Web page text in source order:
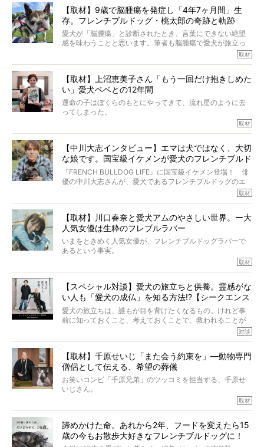
んのインスタグラムを覗くと、たくさんのフレブルアカウ
ントがフォローされていて、わが『FRENCH BULLDOG
LIFE』モデルのnicoやトーラスも、その中の一頭。
そんな中岡さんに、フレブルの魅力を語っていただきまし
た。そのブヒ愛っぷりは、思ってた以上！ ガチ中のガチ
【取材】9歳で脳腫瘍を発症し「4年7ヶ月間」生
存。フレンチブルドッグ・桃太郎の奇跡と軌跡
愛犬が「脳腫瘍」と診断されたとき、言葉にできない絶望
感を味わうことと思います。筆者も脳腫瘍で愛犬が旅立っ
たひとり。だからこそ、どれほど厄介で困難な病気かを理
ところが、フレンチブルドッグの桃太郎は9歳で脳腫瘍を発
症し、なんと4年7ヶ月間も生き抜いたのです。旅立ったと
きの年齢は13歳と11ヶ月、レジェンド級のレジェンドでし
た。さらには、治療後3年間は一度も発作が起きなかったと
いいます。
この事実はフレンチブルドッグだけでなく、脳腫瘍と闘う
太郎のオーナーである佐藤さんご夫婦に、治療の選択やケ
アについて詳しくお話しをうかがいました。
取材
【取材】上沼恵美子さん「もう一回だけ抱きしめた
い」愛犬ベベとの12年間
運命の子はぼくらのもとにやってきて、流れ星のように去
ってしまった。
り添いたいと思う。
その悲しみをいますぐ解消することはできないが、話をき
いて、泣いたり笑ったりするのもいいだろう。
こんな子だった、こんなにいい子だった、ほんとうに愛し
ていたと。
ぼくらは上沼恵美子さんのご自宅へ伺って、お話をきこう
と思った。
取材
【中川大志インタビュー】エマは犬ではなく、大切
な娘です。国宝級イケメンが愛犬のフレンチブルド
ッグと一緒に登場
『FRENCH BULLDOG LIFE』に国宝級イケメン登場！ 俳
優の中川大志さんが、愛犬であるフレンチブルドッグのエ
マちゃん（2歳の女の子）にメロメロとの情報を聞きつけ、
カエピソードが次から次へと飛び出しました。
取材
【取材】川口春奈と愛犬アムのやさしい世界。ー大
人気女優は生粋のフレブルラバー
いまをときめく人気女優が、フレンチブルドッグラバーで
あるという事実。
とりを目の当たりにするほどに、そのフレンチブルドッグ
愛がわたしたちのそれとまったく同じであることに、なん
だかうれしくなってしまったのでした。
春奈さんとアムちゃんのすてきな暮らしを、BUHI編集長の
小西がいつくしみながら、切り取らせていただきます。
取材
【スペシャル対談】愛犬の旅立ちと供養。霊感がな
い人も「愛犬の成仏」を知る方法!?【シークエンス
はやとも×PELI】
愛犬の旅立ちは、誰もが目を背けたくなるもの。けれど事
前に知っておくこと、考えておくことで、救われることが
力をもつお笑い芸人「シークエンスはやとも」さんに、愛
犬の旅立ちや供養についてインタビュー。
インタビュアー兼対談相手は、大の犬好きで心霊分野の知
識にも長けているPELIさん。
「愛犬が旅立ったあと、ベッドやおもちゃはどうすればい
くれる？」
さらには、霊感がない人でも愛犬が成仏したことを知る方
法まで。
対談
【取材】千原せいじ「また会う約束を」―動物専門
僧侶として伝える、希望の葬儀
お笑いコンビ「千原兄弟」のツッコミを担当する、千原せ
いじさん。
た。
僧侶としての名は「靖賢（せいけん）」。
取材
諦めかけた命。あれから2年、フードを変えたら15
歳の今もお散歩大好きなフレンチブルドッグに！